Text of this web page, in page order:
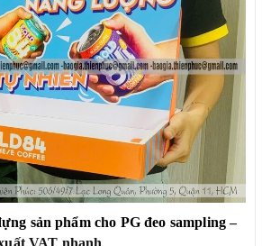
sản phẩm cho PG đeo sampling–